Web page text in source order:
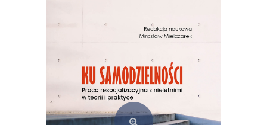
(Z)rozumieć świat. Badania jakościowe w praktyce pedagogicznej
Dodaj do koszyka